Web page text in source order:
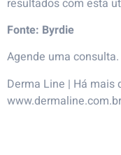
Fonte: Byrdie
Agende uma
Derma Line | Há mais
www.dermaline.com.br